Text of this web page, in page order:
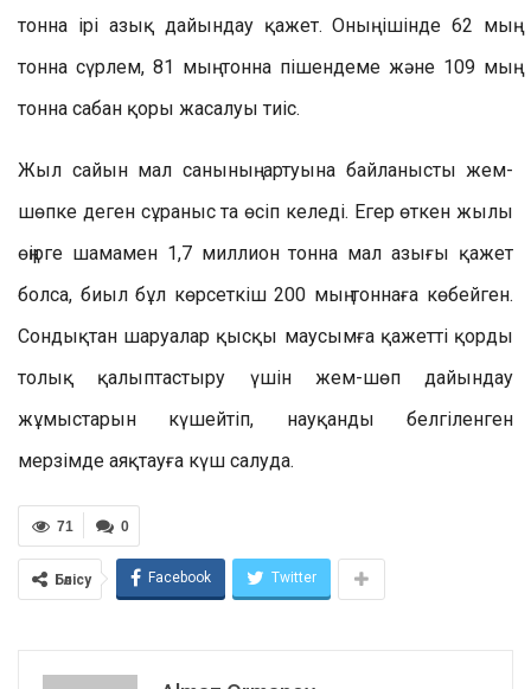
тонна ірі азық дайындау қажет. Оның ішінде 62 мың
тонна сүрлем, 81 мың тонна пішендеме және 109 мың
тонна сабан қоры жасалуы тиіс.
Жыл сайын мал санының артуына байланысты жем-
шөпке деген сұраныс та өсіп келеді. Егер өткен жылы
өңірге шамамен 1,7 миллион тонна мал азығы қажет
болса, биыл бұл көрсеткіш 200 мың тоннаға көбейген.
Сондықтан шаруалар қысқы маусымға қажетті қорды
толық қалыптастыру үшін жем-шөп дайындау
жұмыстарын күшейтіп, науқанды белгіленген
мерзімде аяқтауға күш салуда.
0
71
Бөлісу Facebook Twitter